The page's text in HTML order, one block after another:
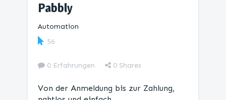
Pabbly
Automation
56
0 Erfahrungen 0 Shares
Von der Anmeldung bis zur Zahlung,